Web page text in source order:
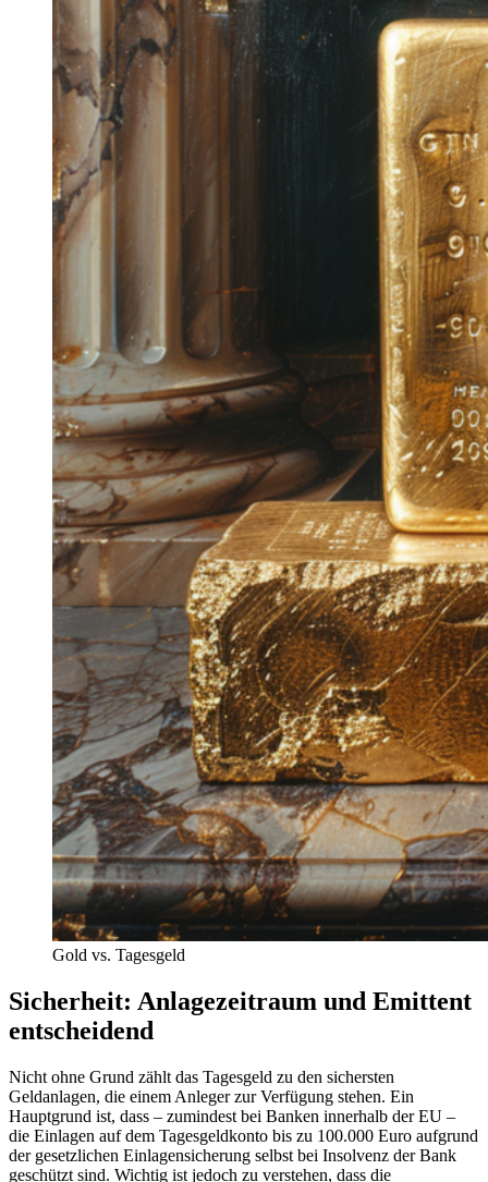
Gold vs. Tagesgeld
Sicherheit: Anlagezeitraum und Emittent
entscheidend
Nicht ohne Grund zählt das Tagesgeld zu den sichersten
Geldanlagen, die einem Anleger zur Verfügung stehen. Ein
Hauptgrund ist, dass – zumindest bei Banken innerhalb der EU –
die Einlagen auf dem Tagesgeldkonto bis zu 100.000 Euro aufgrund
der gesetzlichen Einlagensicherung selbst bei Insolvenz der Bank
geschützt sind. Wichtig ist jedoch zu verstehen, dass die